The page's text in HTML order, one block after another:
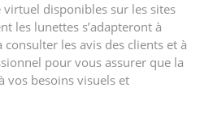
virtuel disponibles sur les sites
les lunettes s’adapteront à
consulter les avis des clients et à
pour vous assurer que la
vos besoins visuels et